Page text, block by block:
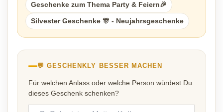
Geschenke zum Thema Party & Feiern🎉
Silvester Geschenke 🎊 - Neujahrsgeschenke
💬 GESCHENKLY BESSER MACHEN
Für welchen Anlass oder welche Person würdest Du
dieses Geschenk schenken?